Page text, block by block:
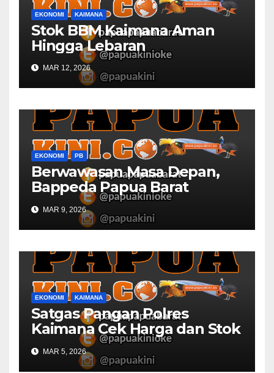
EKONOMI KAIMANA
Stok BBM Kaimana Aman
Hingga Lebaran
MAR 12, 2026
EKONOMI PB
Berwawasan Masa Depan,
Bappeda Papua Barat
Konsultasi Publik RKPD 2027
MAR 9, 2026
EKONOMI KAIMANA
Satgas Pangan Polres
Kaimana Cek Harga dan Stok
Bapok di Pasar
MAR 5, 2026